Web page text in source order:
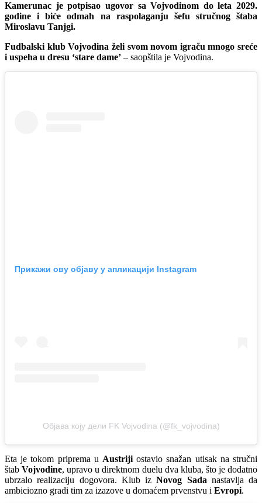
Kamerunac je potpisao ugovor sa Vojvodinom do leta 2029.
godine i biće odmah na raspolaganju šefu stručnog štaba
Miroslavu Tanjgi.
Fudbalski klub Vojvodina želi svom novom igraču mnogo sreće
i uspeha u dresu ‘stare dame’ – saopštila je Vojvodina.
Прикажи ову објаву у апликацији Instagram
Објава коју дели FK Vojvodina (@fk_vojvodina)
Eta je tokom priprema u Austriji ostavio snažan utisak na stručni
štabVojvodine, upravo u direktnom duelu dva kluba, što je dodatno
ubrzalo realizaciju dogovora. Klub izNovog Sada nastavlja da
ambiciozno gradi tim za izazove u domaćem prvenstvu i Evropi.